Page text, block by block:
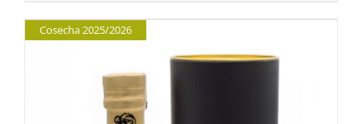
Cosecha 2025/2026